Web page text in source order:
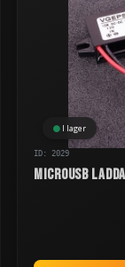
I lager
ID: 2029
MicroUSB